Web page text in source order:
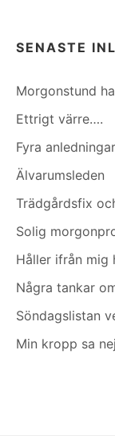
SENASTE
Morgonstund
Ettrigt värre….
Fyra
Älvarumsleden
Trädgårdsfix
Solig
Håller ifrån mig
Några tankar
Söndagslistan
Min kropp sa